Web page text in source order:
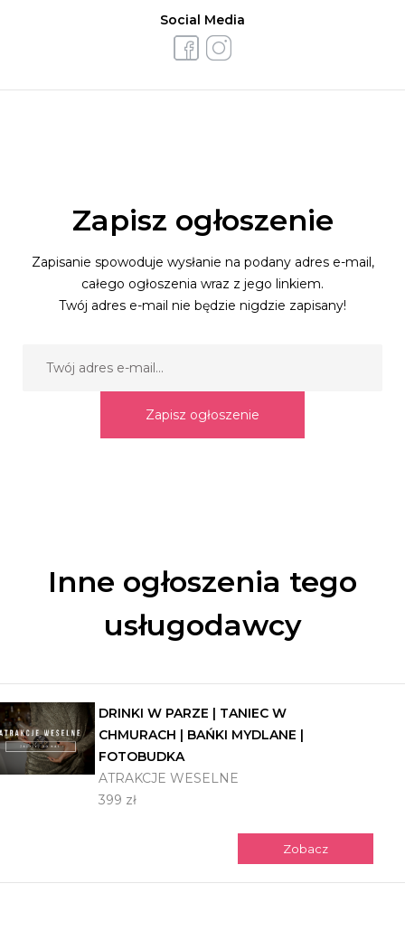
Social Media
Zapisz ogłoszenie
Zapisanie spowoduje wysłanie na podany adres e-mail,
całego ogłoszenia wraz z jego linkiem.
Twój adres e-mail nie będzie nigdzie zapisany!
Zapisz ogłoszenie
Inne ogłoszenia tego
usługodawcy
DRINKI W PARZE | TANIEC W
CHMURACH | BAŃKI MYDLANE |
FOTOBUDKA
ATRAKCJE WESELNE
399 zł
Zobacz